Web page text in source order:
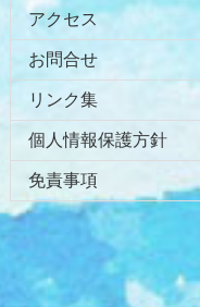
アクセス
お問合せ
リンク集
個人情報保護方針
免責事項